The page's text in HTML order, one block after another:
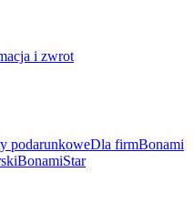
i zwrot
podarunkoweDla firmBonami
BonamiStar